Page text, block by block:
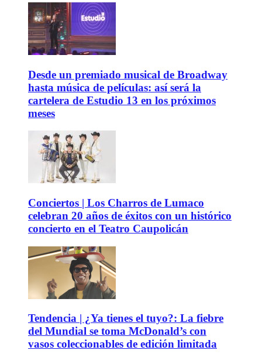
Desde un premiado musical de Broadway
hasta música de películas: así será la
cartelera de Estudio 13 en los próximos
meses
Conciertos | Los Charros de Lumaco
celebran 20 años de éxitos con un histórico
concierto en el Teatro Caupolicán
Tendencia | ¿Ya tienes el tuyo?: La fiebre
del Mundial se toma McDonald’s con
vasos coleccionables de edición limitada